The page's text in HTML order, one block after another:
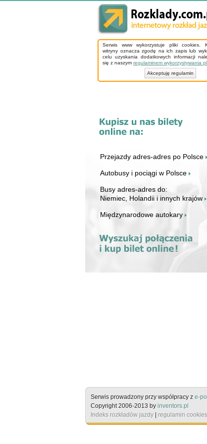
Serwis www wykorzystuje pliki cookies.
witryny oznacza zgodę na ich zapis lub
celu uzyskania dodatkowych informacji
się z naszym regulaminem wykorzystywania
Akceptuję regulamin
Przejazdy adres-adres po Polsce
Autobusy i pociągi w Polsce
Busy adres-adres do:
Niemiec, Holandii i innych krajów
Międzynarodowe autokary
Serwis prowadzony przy współpracy z e-
Copyright 2006-2013 by inventors.pl
Indeks rozkładów jazdy | regulamin cookies